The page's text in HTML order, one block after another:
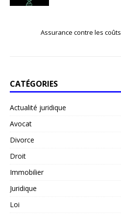
Assurance contre les
CATÉGORIES
Actualité juridique
Avocat
Divorce
Droit
Immobilier
Juridique
Loi